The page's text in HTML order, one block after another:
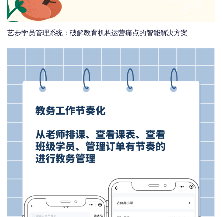
艺步学员管理系统：破解教育机构运营痛点的智能解决方案